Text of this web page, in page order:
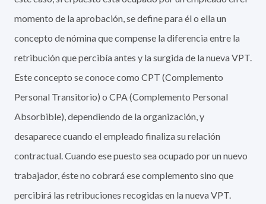
momento de la aprobación, se define para él o ella un
concepto de nómina que compense la diferencia entre la
retribución que percibía antes y la surgida de la nueva VPT.
Este concepto se conoce como CPT (Complemento
Personal Transitorio) o CPA (Complemento Personal
Absorbible), dependiendo de la organización, y
desaparece cuando el empleado finaliza su relación
contractual. Cuando ese puesto sea ocupado por un nuevo
trabajador, éste no cobrará ese complemento sino que
percibirá las retribuciones recogidas en la nueva VPT.